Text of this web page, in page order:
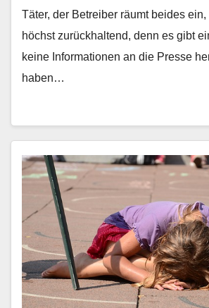
Täter, der Betreiber räumt beides
höchst zurückhaltend, denn es gibt
keine Informationen an die Presse
haben…